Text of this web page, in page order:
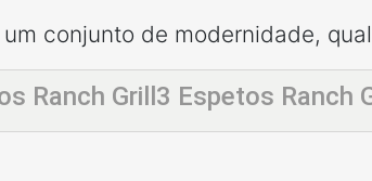
conjunto de modernidade,
Ranch Grill3 Espetos Ranch